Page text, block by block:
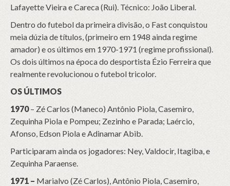
Lafayette Vieira e Careca (Rui). Técnico: João Liberal.
Dentro do futebol da primeira divisão, o Fast conquistou
meia dúzia de títulos, (primeiro em 1948 ainda regime
amador) e os últimos em 1970-1971 (regime profissional).
Os dois últimos na época do desportista Ézio Ferreira que
realmente revolucionou o futebol tricolor.
OS ÚLTIMOS
1970– Zé Carlos (Maneco) Antônio Piola, Casemiro,
Zequinha Piola e Pompeu; Zezinho e Parada; Laércio,
Afonso, Edson Piola e Adinamar Abib.
Participaram ainda os jogadores: Ney, Valdocir, Itagiba, e
Zequinha Paraense.
1971 – Marialvo (Zé Carlos), Antônio Piola, Casemiro,